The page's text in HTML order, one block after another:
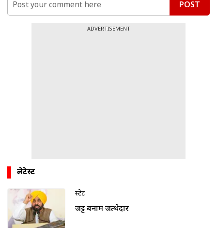
POST
ADVERTISEMENT
लेटेस्ट
स्टेट
जट्ट बनाम जत्थेदार